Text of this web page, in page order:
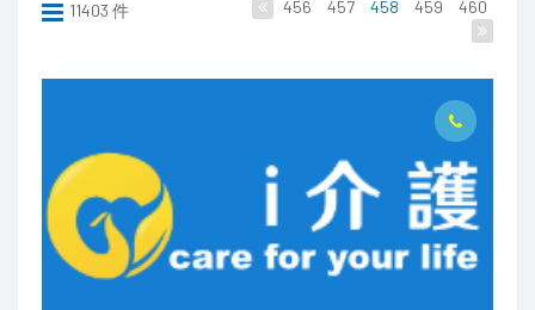
11403 件 456 457 458 459 460